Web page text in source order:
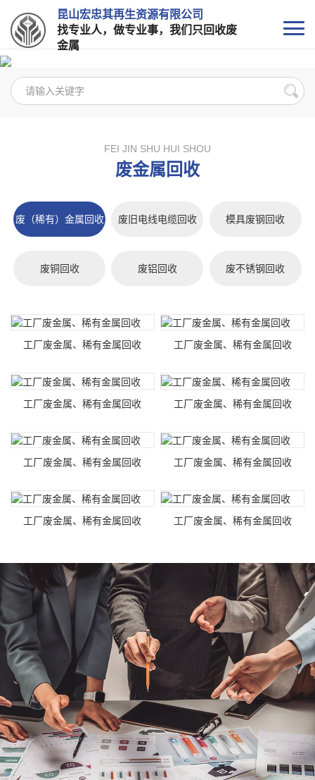
昆山宏忠其再生资源有限公司
找专业人，做专业事，我们只回收废
金属
FEI JIN SHU HUI SHOU
废金属回收
废（稀有）金属回收 废旧电线电缆回收 模具废钢回收
废铜回收 废铝回收 废不锈钢回收
工厂废金属、稀有金属回收 工厂废金属、稀有金属回收
工厂废金属、稀有金属回收 工厂废金属、稀有金属回收
工厂废金属、稀有金属回收 工厂废金属、稀有金属回收
工厂废金属、稀有金属回收 工厂废金属、稀有金属回收